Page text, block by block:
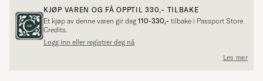
KJØP VAREN OG FÅ OPPTIL330,- TILBAKE
Et kjøp av denne varen gir deg 110-330,- tilbake i Passport Store
Credits.
Logg inn eller registrer deg nå
Les mer